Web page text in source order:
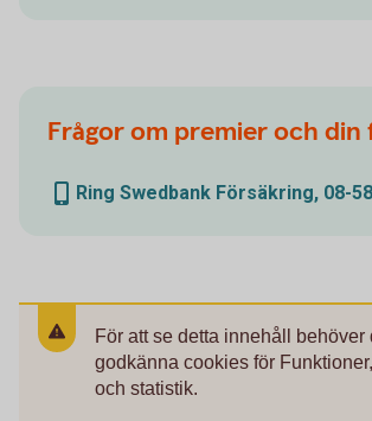
Frågor om premier och din
Ring Swedbank Försäkring, 08-
För att se detta innehåll behöver
godkänna cookies för
och statistik.